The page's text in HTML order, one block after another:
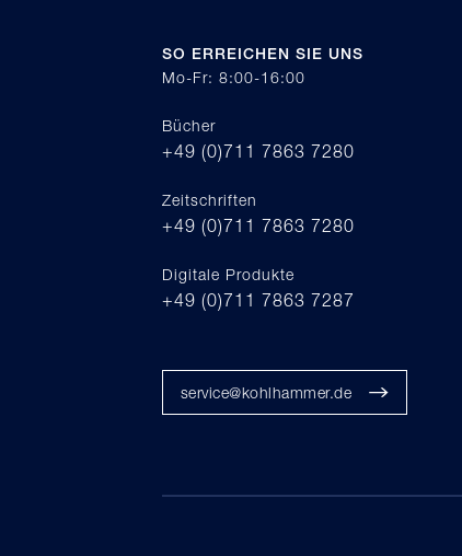
SO ERREICHEN SIE UNS
Mo-Fr: 8:00-16:00
Bücher
+49 (0)711 7863 7280
Zeitschriften
+49 (0)711 7863 7280
Digitale Produkte
+49 (0)711 7863 7287
service@kohlhammer.de